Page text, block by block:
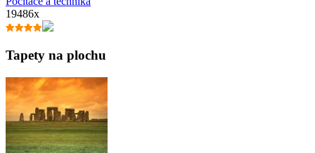
19486x
Tapety na plochu